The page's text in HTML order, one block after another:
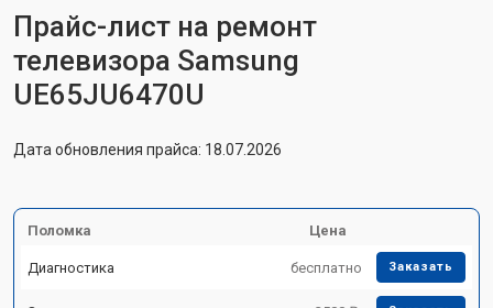
Прайс-лист на ремонт
телевизора Samsung
UE65JU6470U
Дата обновления прайса: 18.07.2026
Поломка Цена
Диагностика бесплатно Заказать